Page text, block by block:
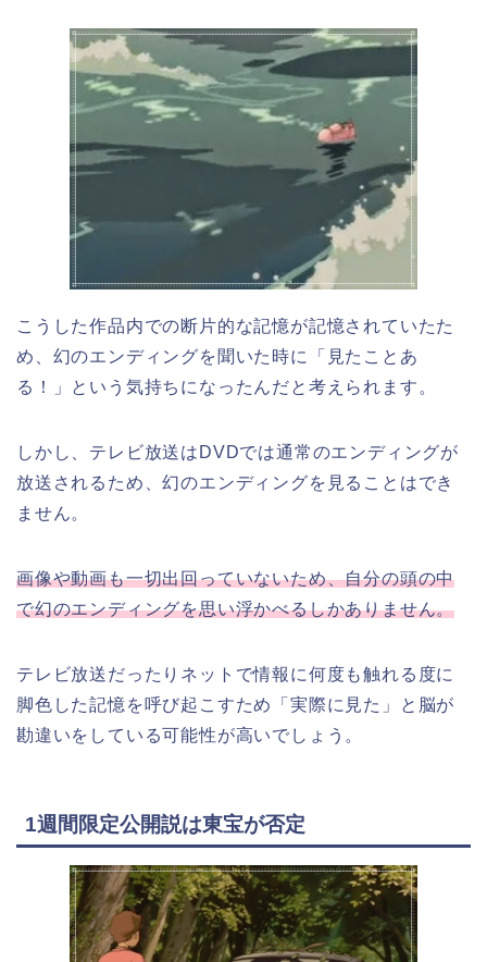
こうした作品内での断片的な記憶が記憶されていたた
め、幻のエンディングを聞いた時に「見たことあ
る！」という気持ちになったんだと考えられます。
しかし、テレビ放送はDVDでは通常のエンディングが
放送されるため、幻のエンディングを見ることはでき
ません。
画像や動画も一切出回っていないため、自分の頭の中
で幻のエンディングを思い浮かべるしかありません。
テレビ放送だったりネットで情報に何度も触れる度に
脚色した記憶を呼び起こすため「実際に見た」と脳が
勘違いをしている可能性が高いでしょう。
1週間限定公開説は東宝が否定